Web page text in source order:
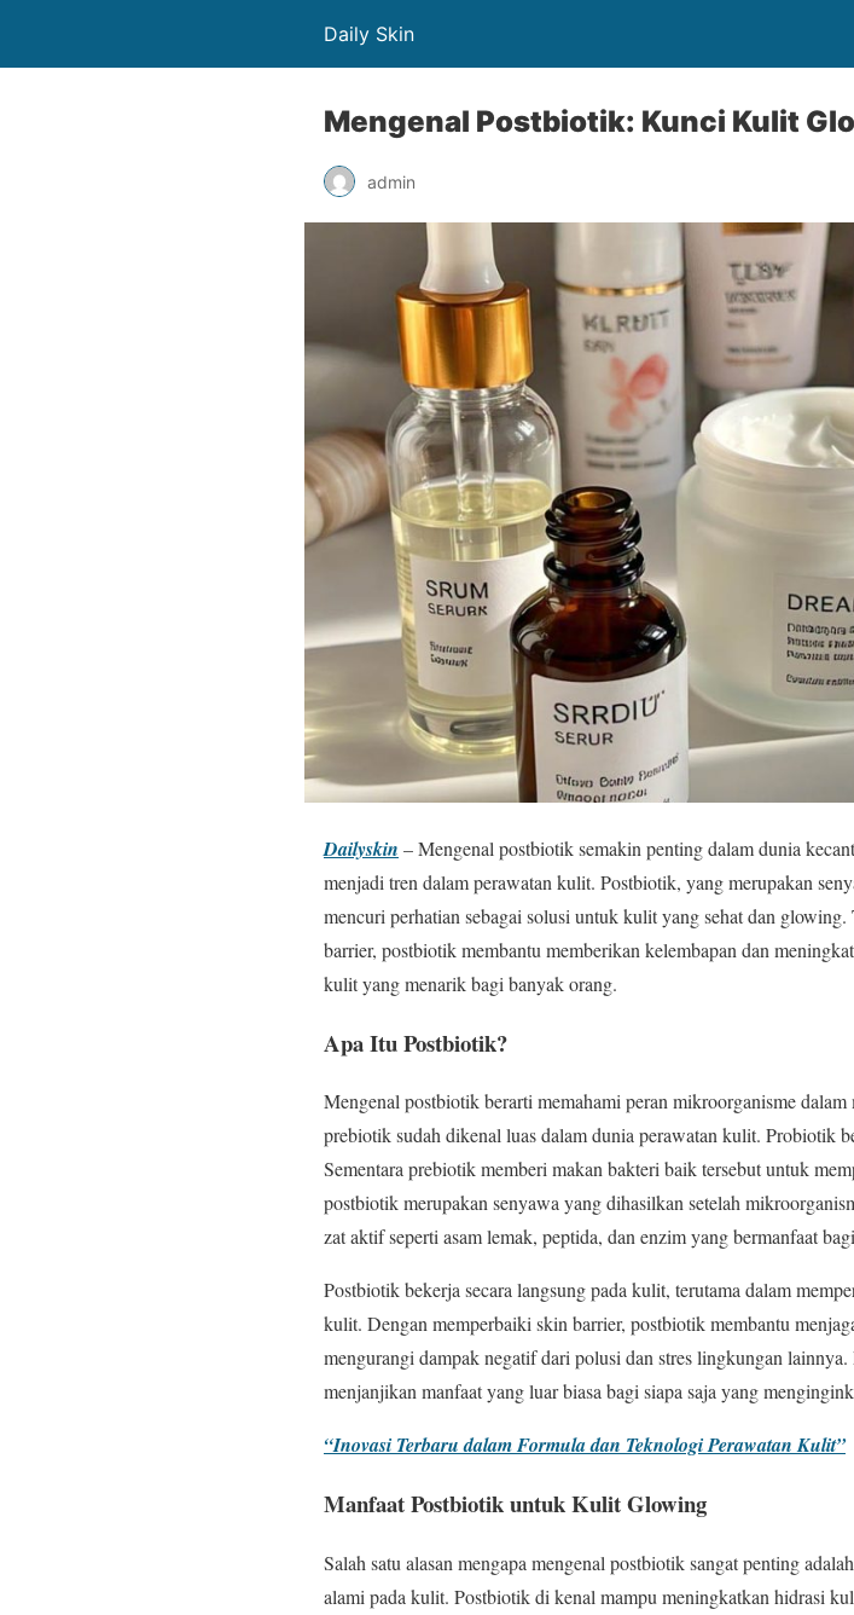
Daily Skin
Mengenal Postbiotik: Kunci Kulit
admin
Dailyskin – Mengenal postbiotik semakin penting dalam dunia
menjadi tren dalam perawatan kulit. Postbiotik, yang merupakan
mencuri perhatian sebagai solusi untuk kulit yang sehat dan
barrier, postbiotik membantu memberikan kelembapan dan
kulit yang menarik bagi banyak orang.
Apa Itu Postbiotik?
Mengenal postbiotik berarti memahami peran mikroorganisme
prebiotik sudah dikenal luas dalam dunia perawatan kulit. Probiotik
Sementara prebiotik memberi makan bakteri baik tersebut untuk
postbiotik merupakan senyawa yang dihasilkan setelah
zat aktif seperti asam lemak, peptida, dan enzim yang bermanfaat
Postbiotik bekerja secara langsung pada kulit, terutama dalam
kulit. Dengan memperbaiki skin barrier, postbiotik membantu
mengurangi dampak negatif dari polusi dan stres lingkungan
menjanjikan manfaat yang luar biasa bagi siapa saja yang
“Inovasi Terbaru dalam Formula dan Teknologi Perawatan Kulit”
Manfaat Postbiotik untuk Kulit Glowing
Salah satu alasan mengapa mengenal postbiotik sangat penting
alami pada kulit. Postbiotik di kenal mampu meningkatkan hidrasi